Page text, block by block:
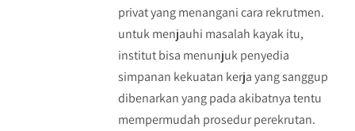
privat yang menangani cara rekrutmen.
untuk menjauhi masalah kayak itu,
institut bisa menunjuk penyedia
simpanan kekuatan kerja yang sanggup
dibenarkan yang pada akibatnya tentu
mempermudah prosedur perekrutan.